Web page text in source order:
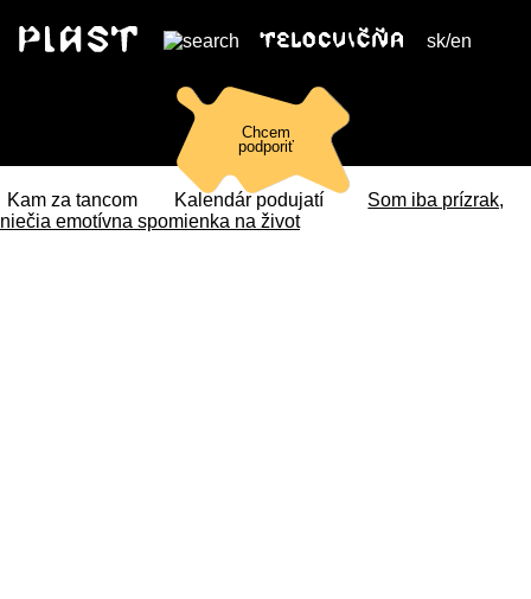
sk/en
Chcem
podporiť
Kam za tancom Kalendár podujatí
Som iba prízrak,
niečia emotívna spomienka na život